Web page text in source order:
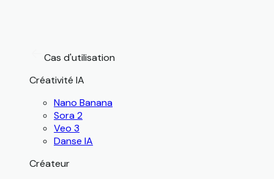
Cas d'utilisation
Créativité IA
Nano Banana
Sora 2
Veo 3
Danse IA
Créateur